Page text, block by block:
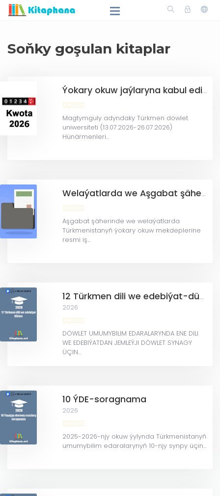
Soňky goşulan kitaplar
Ýokary okuw jaýlaryna kabul edilmeli talyp sany we Resminama tabşyran dalaşgär sany-kwota(2026)
Magtymguly adyndaky Türkmen döwlet
uniwersiteti (13.07.2026-26.07.2026)
Hünärmenleri...
Welaýatlarda we Aşgabat şäherinde Resmi iş kagyzlarynyň kabul ediljek ýerleri barada maglumat
Aşgabat şäherinde we welaýatlarda
Türkmenistanyň ýokary okuw mekdeplerine
resmi iş...
12 Türkmen dili we edebiýat-düzme
2026
DÖWLET UMUMYBILIM EDARALARYNDA ENE DILI
WE EDEBIÝATDAN JEMLEÝJI DÖWLET SYNAGY
ÜÇIN...
10 ÝDE-soragnama
2026
2025-2026-njy okuw ýylynda Türkmenistanyň
umumybilim edaralarynyň 10-njy synpy üçin...